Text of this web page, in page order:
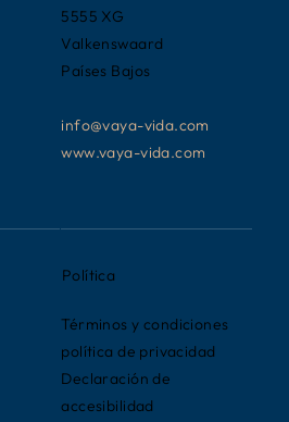
5555 XG
Valkenswaard
Países Bajos
info@vaya-vida.com
www.vaya-vida.com
Política
Términos y condiciones
política de privacidad
Declaración de
accesibilidad